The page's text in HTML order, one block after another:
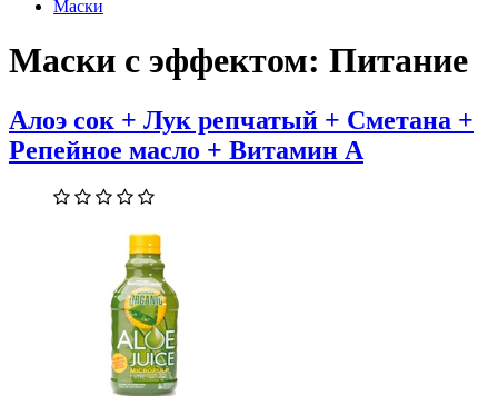
Маски
Маски с эффектом: Питание
Алоэ сок + Лук репчатый + Сметана +
Репейное масло + Витамин А